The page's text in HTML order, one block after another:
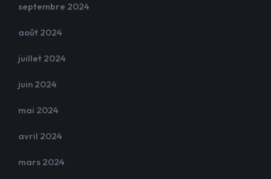
septembre 2024
août 2024
juillet 2024
juin 2024
mai 2024
avril 2024
mars 2024